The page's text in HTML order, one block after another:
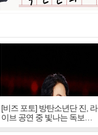
[비즈 포토] 방탄소년단 진, 라
이브 공연 중 빛나는 독보적
아우라